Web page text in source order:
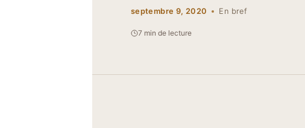
septembre 9, 2020 En bref
7 min de lecture